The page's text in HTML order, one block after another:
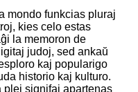
mondo funkcias pluraj
kies celo estas
la memoron de
judoj, sed ankaŭ
kaj popularigo
historio kaj kulturo.
plej signifaj apartenas